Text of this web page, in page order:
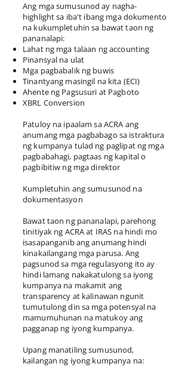
Ang mga sumusunod ay nagha-
highlight sa iba't ibang mga dokumento
na kukumpletuhin sa bawat taon ng
pananalapi:
Lahat ng mga talaan ng accounting
Pinansyal na ulat
Mga pagbabalik ng buwis
Tinantyang masingil na kita (ECI)
Ahente ng Pagsusuri at Pagboto
XBRL Conversion
Patuloy na ipaalam sa ACRA ang
anumang mga pagbabago sa istraktura
ng kumpanya tulad ng paglipat ng mga
pagbabahagi, pagtaas ng kapital o
pagbibitiw ng mga direktor
Kumpletuhin ang sumusunod na
dokumentasyon
Bawat taon ng pananalapi, parehong
tinitiyak ng ACRA at IRAS na hindi mo
isasapanganib ang anumang hindi
kinakailangang mga parusa. Ang
pagsunod sa mga regulasyong ito ay
hindi lamang nakakatulong sa iyong
kumpanya na makamit ang
transparency at kalinawan ngunit
tumutulong din sa mga potensyal na
mamumuhunan na matukoy ang
pagganap ng iyong kumpanya.
Upang manatiling sumusunod,
kailangan ng iyong kumpanya na: